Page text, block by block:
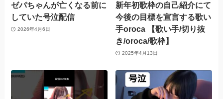
ゼパちゃんが亡くなる前に
していた号泣配信
2026年4月6日
新年初歌枠の自己紹介にて
今後の目標を宣言する歌い
手oroca 【歌い手/切り抜
き/oroca/歌枠】
2025年4月13日